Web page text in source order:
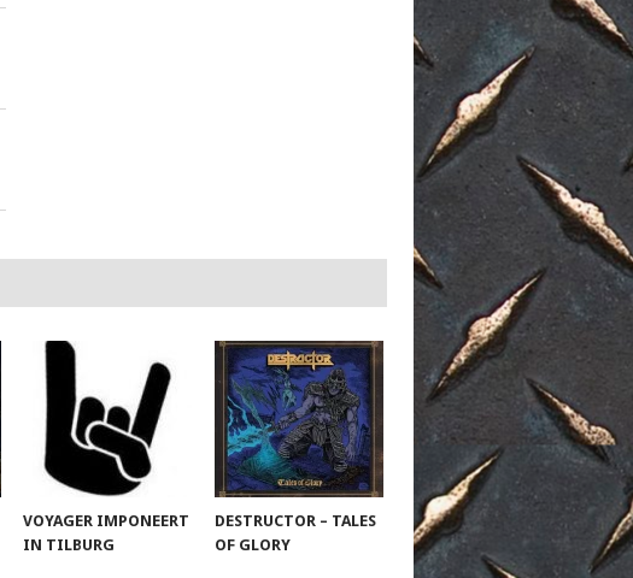
VOYAGER IMPONEERT
IN TILBURG
DESTRUCTOR – TALES
OF GLORY